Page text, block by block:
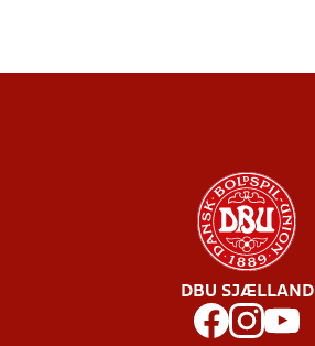
DBU SJÆLLAND